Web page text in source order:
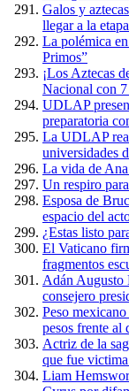
Galos y
llegar a la
La polémica
Primos”
¡Los Aztecas
Nacional con 7
UDLAP
preparatoria
La UDLAP
universidades
La vida de
Un respiro
Esposa de
espacio del
¿Estas listo
El Vaticano
fragmentos
Adán Augusto
consejero
Peso
pesos frente al
Actriz de la
que fue
Liam